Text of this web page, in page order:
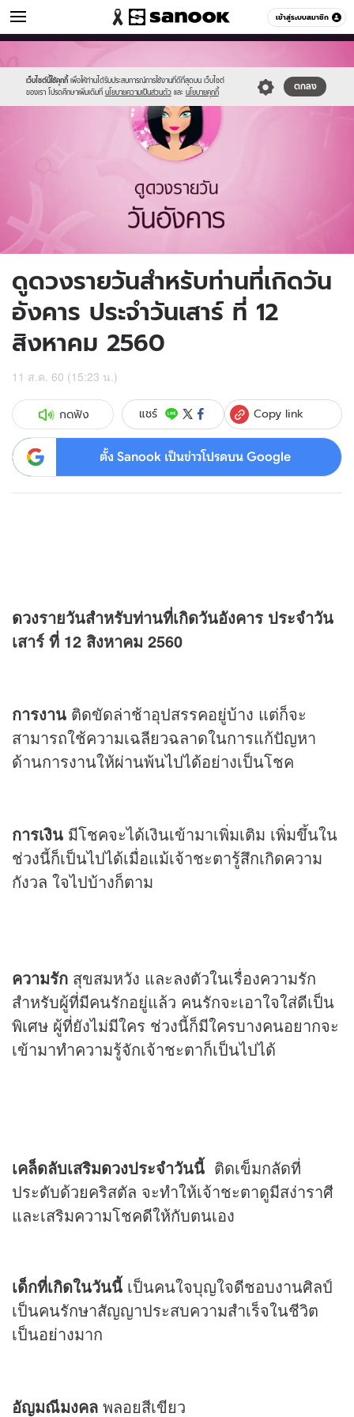
เข้าสู่ระบบสมาชิก
ดูดวง หมวดอื่นๆ
เว็บไซต์นี้ใช้คุกกี้ เพื่อให้ท่านได้รับประสบการณ์การใช้งานที่ดีที่สุดบน เว็บไซต์
ของเรา โปรดศึกษาเพิ่มเติมที่ นโยบายความเป็นส่วนตัว และ นโยบายคุกกี้
ตกลง
new-
sanook.png
ดูดวงรายวันสำหรับท่านที่เกิดวัน
อังคาร ประจำวันเสาร์ ที่ 12
สิงหาคม 2560
11 ส.ค. 60 (15:23 น.)
กดฟัง แชร์ Copy link
ตั้ง Sanook เป็นข่าวโปรดบน Google
ดวงรายวันสำหรับท่านที่เกิดวันอังคาร ประจำวัน
เสาร์ ที่ 12 สิงหาคม 2560
การงาน ติดขัดล่าช้าอุปสรรคอยู่บ้าง แต่ก็จะ
สามารถใช้ความเฉลียวฉลาดในการแก้ปัญหา
ด้านการงานให้ผ่านพ้นไปได้อย่างเป็นโชค
การเงิน มีโชคจะได้เงินเข้ามาเพิ่มเติม เพิ่มขึ้นใน
ช่วงนี้ก็เป็นไปได้เมื่อแม้เจ้าชะตารู้สึกเกิดความ
กังวล ใจไปบ้างก็ตาม
ความรัก สุขสมหวัง และลงตัวในเรื่องความรัก
สำหรับผู้ที่มีคนรักอยู่แล้ว คนรักจะเอาใจใส่ดีเป็น
พิเศษ ผู้ที่ยังไม่มีใคร ช่วงนี้ก็มีใครบางคนอยากจะ
เข้ามาทำความรู้จักเจ้าชะตาก็เป็นไปได้
เคล็ดลับเสริมดวงประจำวันนี้ ติดเข็มกลัดที่
ประดับด้วยคริสตัล จะทำให้เจ้าชะตาดูมีสง่าราศี
และเสริมความโชคดีให้กับตนเอง
เด็กที่เกิดในวันนี้ เป็นคนใจบุญใจดีชอบงานศิลป์
เป็นคนรักษาสัญญาประสบความสำเร็จในชีวิต
เป็นอย่างมาก
อัญมณีมงคล พลอยสีเขียว